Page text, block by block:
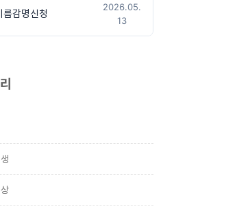
름감명신청
2026.05.
13